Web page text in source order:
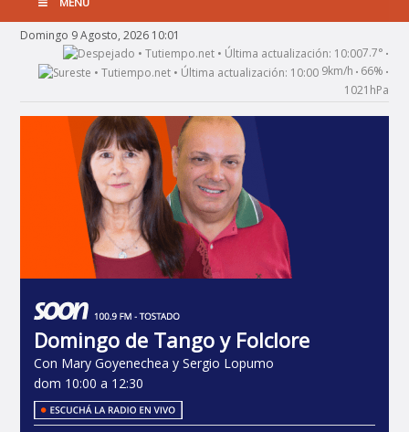
Domingo 9 Agosto, 2026 10:01
7.7° •
9km/h • 66% •
1021hPa
Domingo de Tango y Folclore
Con Mary Goyenechea y Sergio Lopumo
dom 10:00 a 12:30